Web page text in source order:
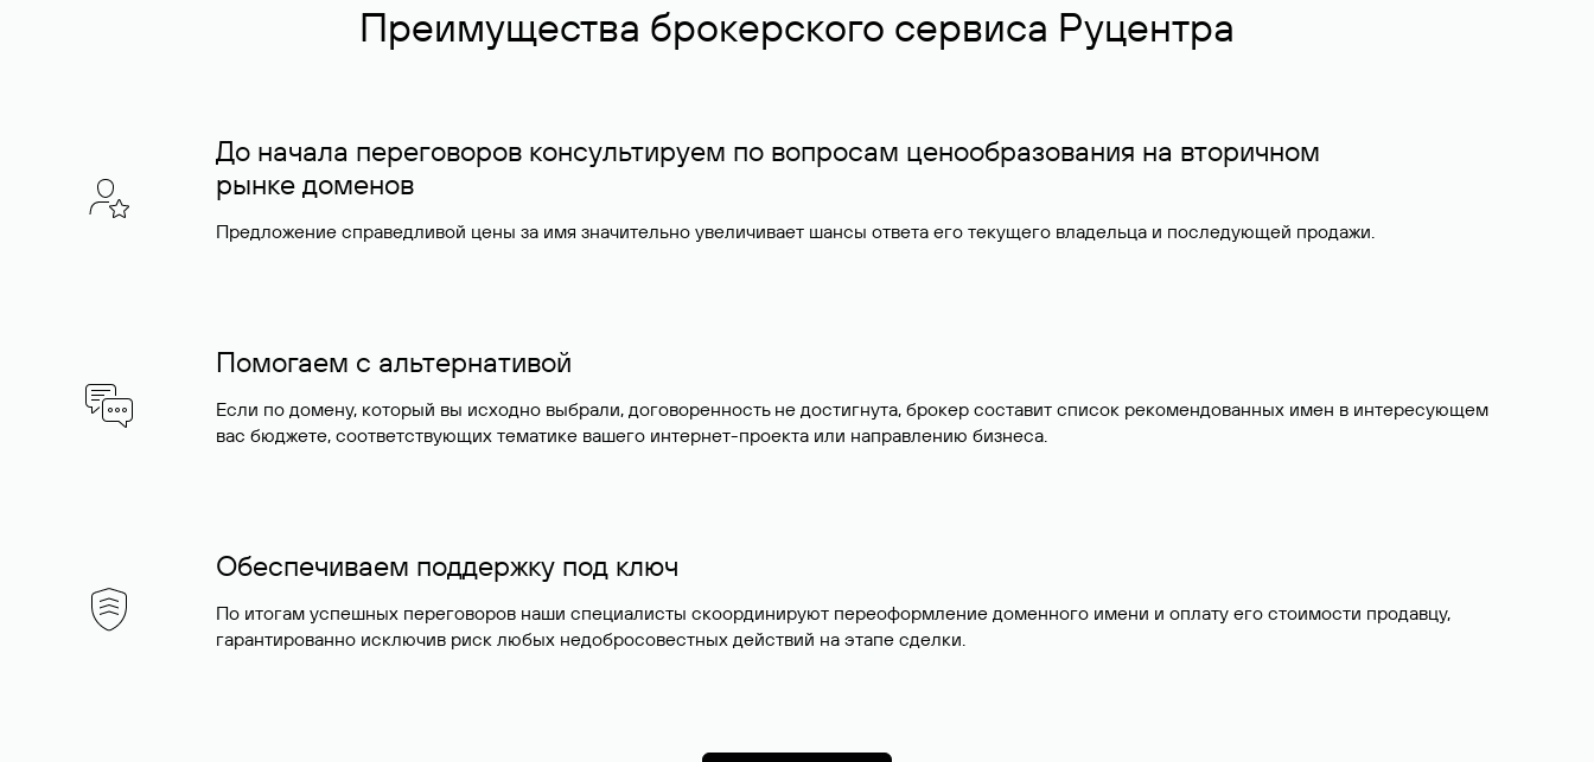
Преимущества брокерского сервиса Руцентра
До начала переговоров консультируем по вопросам ценообразования на вторичном
рынке доменов
Предложение справедливой цены за имя значительно увеличивает шансы ответа его текущего владельца и последующей продажи.
Помогаем с альтернативой
Если по домену, который вы исходно выбрали, договоренность не достигнута, брокер составит список рекомендованных имен в интересующем
вас бюджете, соответствующих тематике вашего интернет-проекта или направлению бизнеса.
Обеспечиваем поддержку под ключ
По итогам успешных переговоров наши специалисты скоординируют переоформление доменного имени и оплату его стоимости продавцу,
гарантированно исключив риск любых недобросовестных действий на этапе сделки.